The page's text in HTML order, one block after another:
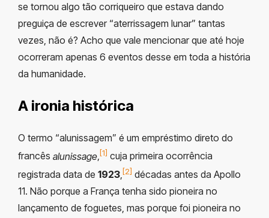
se tornou algo tão corriqueiro que estava dando
preguiça de escrever “aterrissagem lunar” tantas
vezes, não é? Acho que vale mencionar que até hoje
ocorreram apenas 6 eventos desse em toda a história
da humanidade.
A ironia histórica
O termo “alunissagem” é um empréstimo direto do
francês alunissage,[1] cuja primeira ocorrência
registrada data de 1923,[2] décadas antes da Apollo
11. Não porque a França tenha sido pioneira no
lançamento de foguetes, mas porque foi pioneira no